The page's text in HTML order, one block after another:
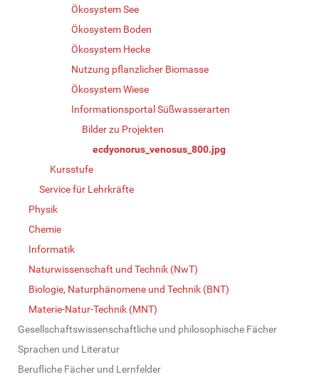
Ökosystem See
Ökosystem Boden
Ökosystem Hecke
Nutzung pflanzlicher Biomasse
Ökosystem Wiese
Informationsportal Süßwasserarten
Bilder zu Projekten
ecdyonorus_venosus_800.jpg
Kursstufe
Service für Lehrkräfte
Physik
Chemie
Informatik
Naturwissenschaft und Technik (NwT)
Biologie, Naturphänomene und Technik (BNT)
Materie-Natur-Technik (MNT)
Gesellschaftswissenschaftliche und philosophische Fächer
Sprachen und Literatur
Berufliche Fächer und Lernfelder